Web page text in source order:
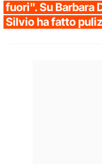
fuori". Su Barbara
Silvio ha fatto